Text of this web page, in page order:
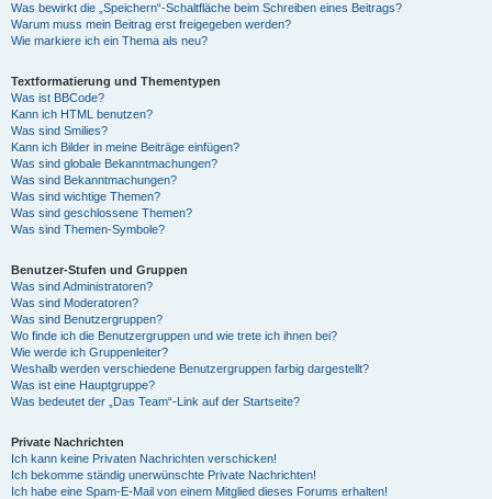
Was bewirkt die „Speichern“-Schaltfläche beim Schreiben eines Beitrags?
Warum muss mein Beitrag erst freigegeben werden?
Wie markiere ich ein Thema als neu?
Textformatierung und Thementypen
Was ist BBCode?
Kann ich HTML benutzen?
Was sind Smilies?
Kann ich Bilder in meine Beiträge einfügen?
Was sind globale Bekanntmachungen?
Was sind Bekanntmachungen?
Was sind wichtige Themen?
Was sind geschlossene Themen?
Was sind Themen-Symbole?
Benutzer-Stufen und Gruppen
Was sind Administratoren?
Was sind Moderatoren?
Was sind Benutzergruppen?
Wo finde ich die Benutzergruppen und wie trete ich ihnen bei?
Wie werde ich Gruppenleiter?
Weshalb werden verschiedene Benutzergruppen farbig dargestellt?
Was ist eine Hauptgruppe?
Was bedeutet der „Das Team“-Link auf der Startseite?
Private Nachrichten
Ich kann keine Privaten Nachrichten verschicken!
Ich bekomme ständig unerwünschte Private Nachrichten!
Ich habe eine Spam-E-Mail von einem Mitglied dieses Forums erhalten!